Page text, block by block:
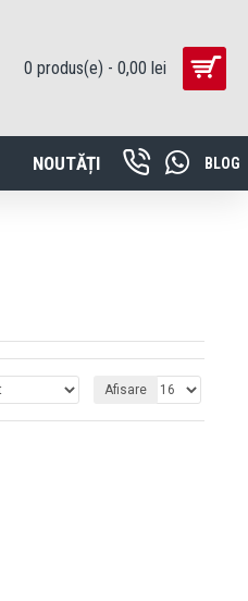
0 produs(e) - 0,00 lei
NOUTĂȚI BLOG
Afisare